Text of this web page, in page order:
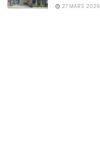
27 MARS 2026